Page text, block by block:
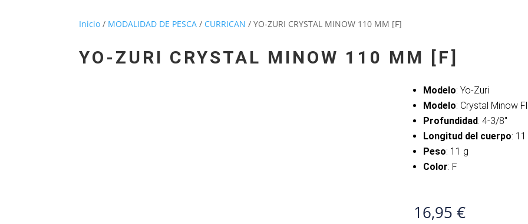
Inicio / MODALIDAD DE PESCA / CURRICAN / YO-ZURI CRYSTAL MINOW 110 MM [F]
YO-ZURI CRYSTAL MINOW 110 MM [F]
Modelo: Yo-Zuri
Modelo: Crystal Minow
Profundidad: 4-3/8″
Longitud del cuerpo:
Peso: 11 g
Color: F
16,95 €